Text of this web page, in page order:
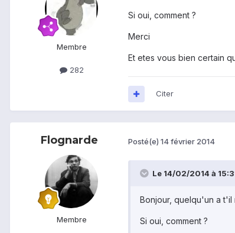
Membre
282
Si oui, comment ?
Merci
Et etes vous bien certain
Citer
Flognarde
Membre
Posté(e) 14 février 2014
Le 14/02/2014 à
Bonjour, quelqu'un a t'il
Si oui, comment ?